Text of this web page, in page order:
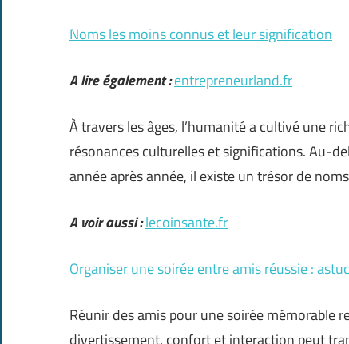
Noms les moins connus et leur signification
A lire également :entrepreneurland.fr
À travers les âges, l’humanité a cultivé une
résonances culturelles et significations. Au-
année après année, il existe un trésor de
A voir aussi :lecoinsante.fr
Organiser une soirée entre amis réussie :
Réunir des amis pour une soirée mémorable